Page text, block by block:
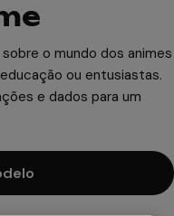
o mundo dos animes
ou entusiastas.
e dados para um